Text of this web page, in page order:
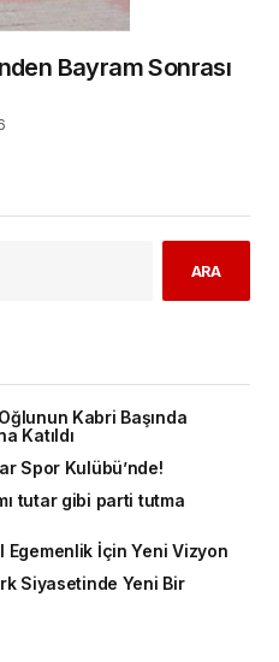
Bayram Sonrası
ARA
Kabri Başında
Katıldı
Spor Kulübü’nde!
tutar gibi parti tutma
Egemenlik İçin Yeni Vizyon
Siyasetinde Yeni Bir